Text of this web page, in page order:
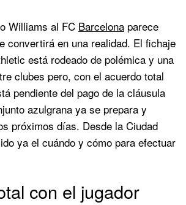
Williams al FC Barcelona parece
convertirá en una realidad. El fichaje
está rodeado de polémica y una
clubes pero, con el acuerdo total
pendiente del pago de la cláusula
azulgrana ya se prepara y
próximos días. Desde la Ciudad
ya el cuándo y cómo para efectuar
con el jugador